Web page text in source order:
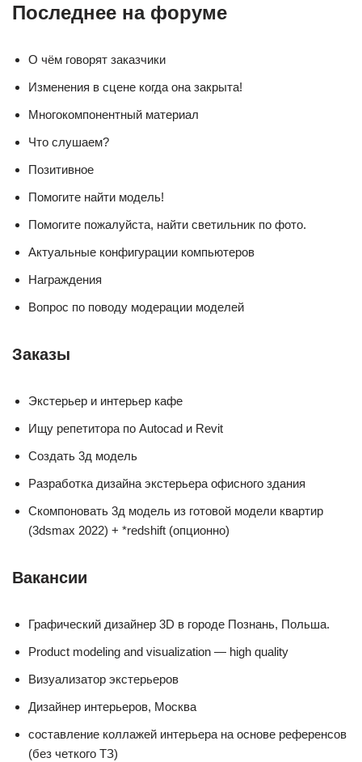
Последнее на форуме
О чём говорят заказчики
Изменения в сцене когда она закрыта!
Многокомпонентный материал
Что слушаем?
Позитивное
Помогите найти модель!
Помогите пожалуйста, найти светильник по фото.
Актуальные конфигурации компьютеров
Награждения
Вопрос по поводу модерации моделей
Заказы
Экстерьер и интерьер кафе
Ищу репетитора по Autocad и Revit
Создать 3д модель
Разработка дизайна экстерьера офисного здания
Скомпоновать 3д модель из готовой модели квартир
(3dsmax 2022) + *redshift (опционно)
Вакансии
Графический дизайнер 3D в городе Познань, Польша.
Product modeling and visualization — high quality
Визуализатор экстерьеров
Дизайнер интерьеров, Москва
составление коллажей интерьера на основе референсов
(без четкого ТЗ)